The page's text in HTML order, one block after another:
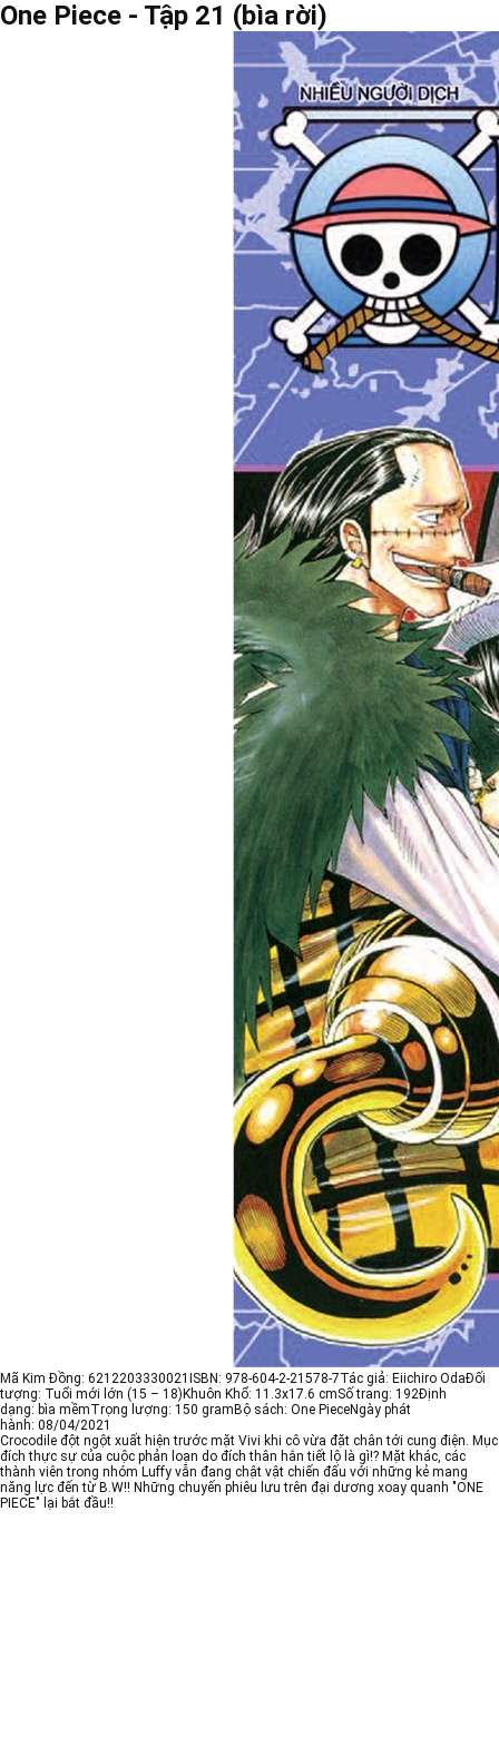
One Piece - Tập 21 (bìa rời)
Mã Kim Đồng: 6212203330021 ISBN: 978-604-2-21578-7Tác giả: Eiichiro OdaĐối
tượng: Tuổi mới lớn (15 – 18) Khuôn Khổ: 11.3x17.6 cmSố trang: 192Định
dạng: bìa mềmTrọng lượng: 150 gram Bộ sách: One PieceNgày phát
hành: 08/04/2021
Crocodile đột ngột xuất hiện trước mặt Vivi khi cô vừa đặt chân tới cung điện. Mục
đích thực sự của cuộc phản loạn do đích thân hắn tiết lộ là gì!? Mặt khác, các
thành viên trong nhóm Luffy vẫn đang chật vật chiến đấu với những kẻ mang
năng lực đến từ B.W!! Những chuyến phiêu lưu trên đại dương xoay quanh "ONE
PIECE" lại bắt đầu!!